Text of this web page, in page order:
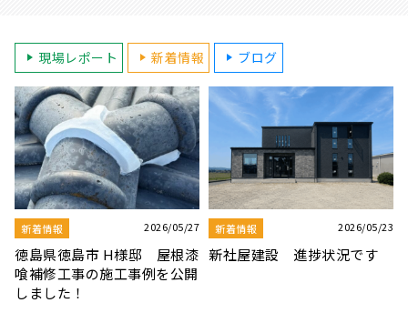
現場レポート 新着情報 ブログ
新着情報 2026/08/03
夏季休業のお知らせ
新着情報 2026/07/30
【社屋移転のお知らせ】